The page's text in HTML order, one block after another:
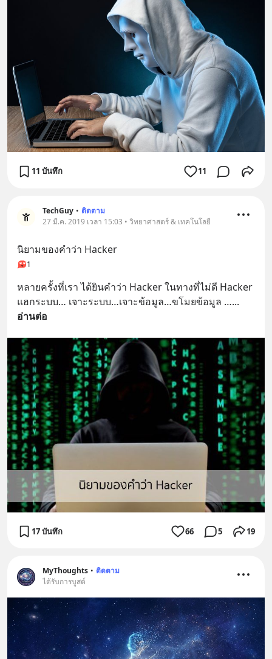
11 บันทึก 11
TechGuy • ติดตาม
27 มี.ค. 2019 เวลา 15:03 • วิทยาศาสตร์ & เทคโนโลยี
นิยามของคำว่า Hacker
1
หลายครั้งที่เรา ได้ยินคำว่า Hacker ในทางที่ไม่ดี Hacker
แฮกระบบ… เจาะระบบ…เจาะข้อมูล…ขโมยข้อมูล …
อ่านต่อ
17 บันทึก 66 5 19
MyThoughts • ติดตาม
ได้รับการบูสต์